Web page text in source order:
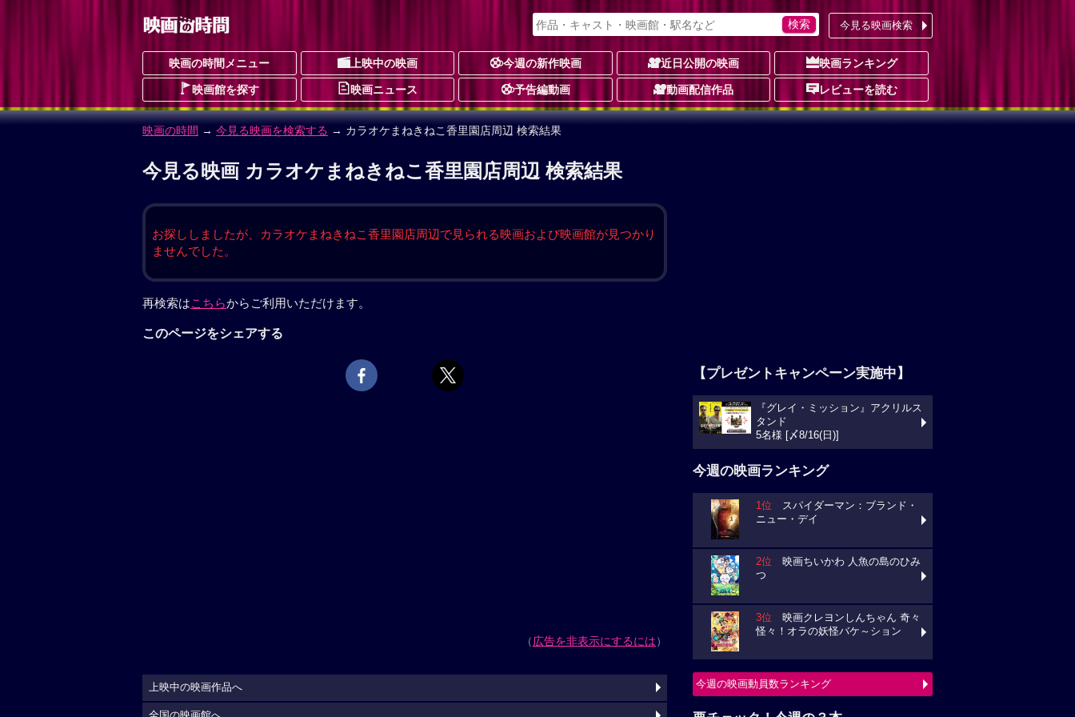
今見る映画検索
映画の時間メニュー 上映中の映画 今週の新作映画 近日公開の映画 映画ランキング
映画館を探す 映画ニュース 予告編動画 動画配信作品 レビューを読む
映画の時間 → 今見る映画を検索する → カラオケまねきねこ香里園店周辺 検索結果
今見る映画 カラオケまねきねこ香里園店周辺 検索結果
お探ししましたが、カラオケまねきねこ香里園店周辺で見られる映画および映画館が見つかり
ませんでした。
再検索はこちらからご利用いただけます。
このページをシェアする
（広告を非表示にするには）
【プレゼントキャンペーン実施中】
『グレイ・ミッション』アクリルス
タンド
5名様 [〆8/16(日)]
今週の映画ランキング
1位 スパイダーマン：ブランド・
ニュー・デイ
2位 映画ちいかわ 人魚の島のひみ
つ
3位 映画クレヨンしんちゃん 奇々
怪々！オラの妖怪バケ～ション
今週の映画動員数ランキング
上映中の映画作品へ